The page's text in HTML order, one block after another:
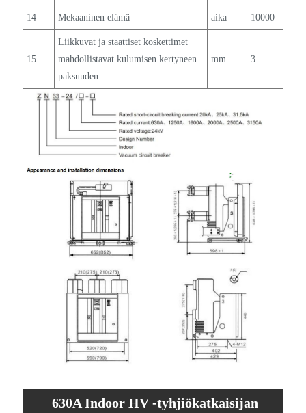
14 Mekaaninen elämä aika 10000
15
Liikkuvat ja staattiset koskettimet
mahdollistavat kulumisen kertyneen
paksuuden
mm 3
630A Indoor HV -tyhjiökatkaisijan